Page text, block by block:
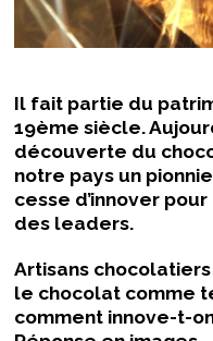
Il fait partie du
19ème siècle.
découverte du
notre pays un
cesse d’innover
des leaders.
Artisans
le chocolat comme
comment innove-t-